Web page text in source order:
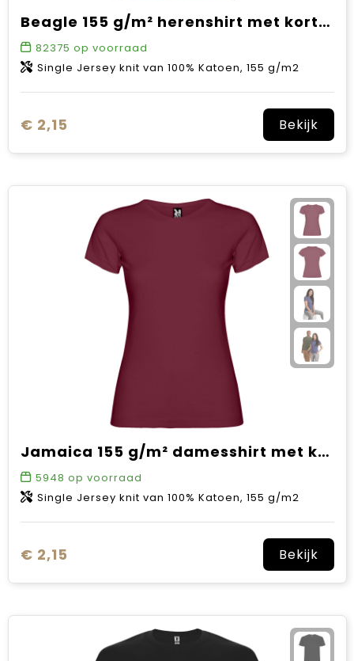
Beagle 155 g/m² herenshirt met korte mouwen
82375 op voorraad
Single Jersey knit van 100% Katoen, 155 g/m2
€ 2,15 Bekijk
Jamaica 155 g/m² damesshirt met korte mouwen
5948 op voorraad
Single Jersey knit van 100% Katoen, 155 g/m2
€ 2,15 Bekijk